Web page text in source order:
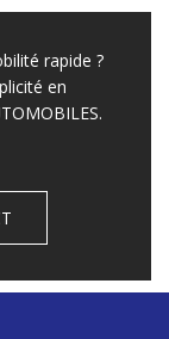
rapide ?
en